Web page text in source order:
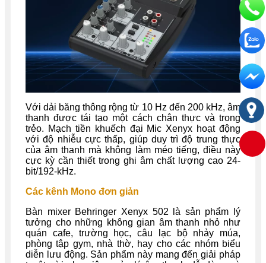
Với dải băng thông rộng từ 10 Hz đến 200 kHz, âm
thanh được tái tạo một cách chân thực và trong
trẻo. Mạch tiền khuếch đại Mic Xenyx hoạt động
với độ nhiễu cực thấp, giúp duy trì độ trung thực
của âm thanh mà không làm méo tiếng, điều này
cực kỳ cần thiết trong ghi âm chất lượng cao 24-
bit/192-kHz.
Các kênh Mono đơn giản
Bàn mixer Behringer Xenyx 502 là sản phẩm lý
tưởng cho những không gian âm thanh nhỏ như
quán cafe, trường học, câu lạc bộ nhảy múa,
phòng tập gym, nhà thờ, hay cho các nhóm biểu
diễn lưu động. Sản phẩm này mang đến giải pháp